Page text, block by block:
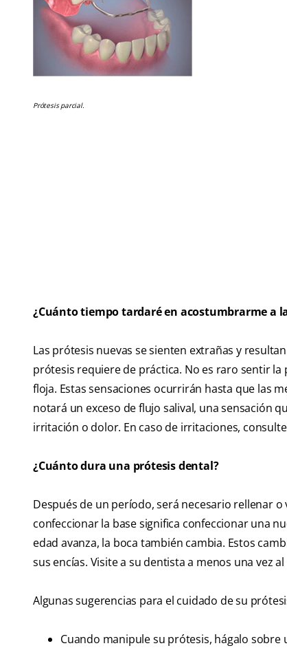
Prótesis parcial.
¿Cuánto tiempo tardaré en acostumbrarme a
Las prótesis nuevas se sienten extrañas y
prótesis requiere de práctica. No es raro sentir
floja. Estas sensaciones ocurrirán hasta que las
notará un exceso de flujo salival, una sensación
irritación o dolor. En caso de irritaciones,
¿Cuánto dura una prótesis dental?
Después de un período, será necesario rellenar
confeccionar la base significa confeccionar una
edad avanza, la boca también cambia. Estos
sus encías. Visite a su dentista a menos una vez
Algunas sugerencias para el cuidado de su
Cuando manipule su prótesis, hágalo